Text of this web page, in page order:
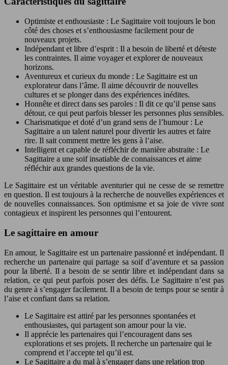
Optimiste et enthousiaste : Le Sagittaire voit toujours le bon
côté des choses et s’enthousiasme facilement pour de
nouveaux projets.
Indépendant et libre d’esprit : Il a besoin de liberté et déteste
les contraintes. Il aime voyager et explorer de nouveaux
horizons.
Aventureux et curieux du monde : Le Sagittaire est un
explorateur dans l’âme. Il aime découvrir de nouvelles
cultures et se plonger dans des expériences inédites.
Honnête et direct dans ses paroles : Il dit ce qu’il pense sans
détour, ce qui peut parfois blesser les personnes plus sensibles.
Charismatique et doté d’un grand sens de l’humour : Le
Sagittaire a un talent naturel pour divertir les autres et faire
rire. Il sait comment mettre les gens à l’aise.
Intelligent et capable de réfléchir de manière abstraite : Le
Sagittaire a une soif insatiable de connaissances et aime
réfléchir aux grandes questions de la vie.
Le Sagittaire est un véritable aventurier qui ne cesse de se remettre
en question. Il est toujours à la recherche de nouvelles expériences et
de nouvelles connaissances. Son optimisme et sa joie de vivre sont
contagieux et inspirent les personnes qui l’entourent.
Le sagittaire en amour
En amour, le Sagittaire est un partenaire passionné et indépendant. Il
recherche un partenaire qui partage sa soif d’aventure et sa passion
pour la liberté. Il a besoin de se sentir libre et indépendant dans sa
relation, ce qui peut parfois poser des défis. Le Sagittaire n’est pas
du genre à s’engager facilement. Il a besoin de temps pour se sentir à
l’aise et confiant dans sa relation.
Le Sagittaire est attiré par les personnes spontanées et
enthousiastes, qui partagent son amour pour la vie.
Il apprécie les partenaires qui l’encouragent dans ses
explorations et ses projets. Il recherche un partenaire qui le
comprend et l’accepte tel qu’il est.
Le Sagittaire a du mal à s’engager dans une relation trop